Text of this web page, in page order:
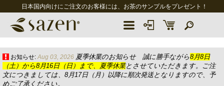
日本国内向けにご注文のお客様には、お茶のサンプルをプレゼント！
お知らせ: Aug 03, 2026 夏季休業のお知らせ 誠に勝手ながら8月8日
（土）から8月16日（日）まで、夏季休業とさせていただきます。ご注
文につきましては、8月17日（月）以降に順次発送となりますので、予
めご了承ください。